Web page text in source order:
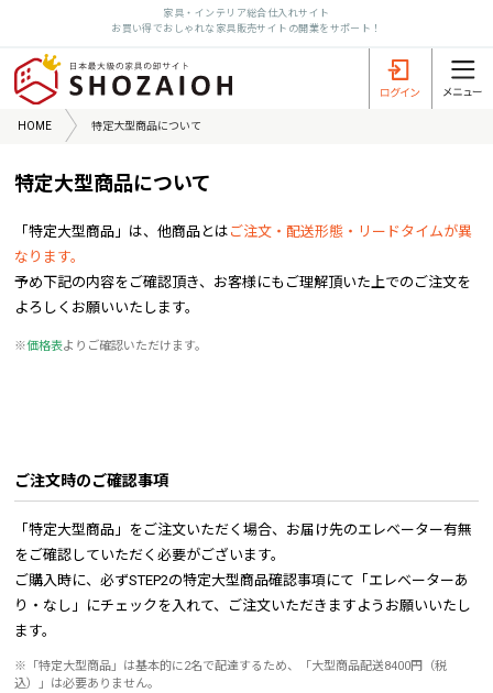
家具・インテリア総合仕入れサイト
お買い得でおしゃれな家具販売サイトの開業をサポート！
HOME 特定大型商品について
特定大型商品について
「特定大型商品」は、他商品とは ご注文・配送形態・リードタイムが異
なります。
予め下記の内容をご確認頂き、お客様にもご理解頂いた上でのご注文を
よろしくお願いいたします。
※価格表よりご確認いただけます。
ご注文時のご確認事項
「特定大型商品」をご注文いただく場合、お届け先のエレベーター有無
をご確認していただく必要がございます。
ご購入時に、必ずSTEP2の特定大型商品確認事項にて「エレベーターあ
り・なし」にチェックを入れて、ご注文いただきますようお願いいたし
ます。
※「特定大型商品」は基本的に2名で配達するため、「大型商品配送8400円（税
込）」は必要ありません。